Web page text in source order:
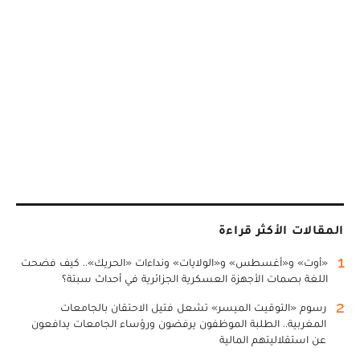
المقالات الأكثر قراءة
1
«أوت» و«أغسطس» و«الولايات» ونداءات «الحريك».. كيف فضحت
اللغة بصمات الأجهزة العسكرية الجزائرية في أحداث سبتة؟
2
رسوم «التوقيت الميسر» تشعل فتيل الاحتقان بالجامعات
المغربية.. الطلبة الموظفون يرفضون ورؤساء الجامعات يدافعون
عن استقلاليتهم المالية